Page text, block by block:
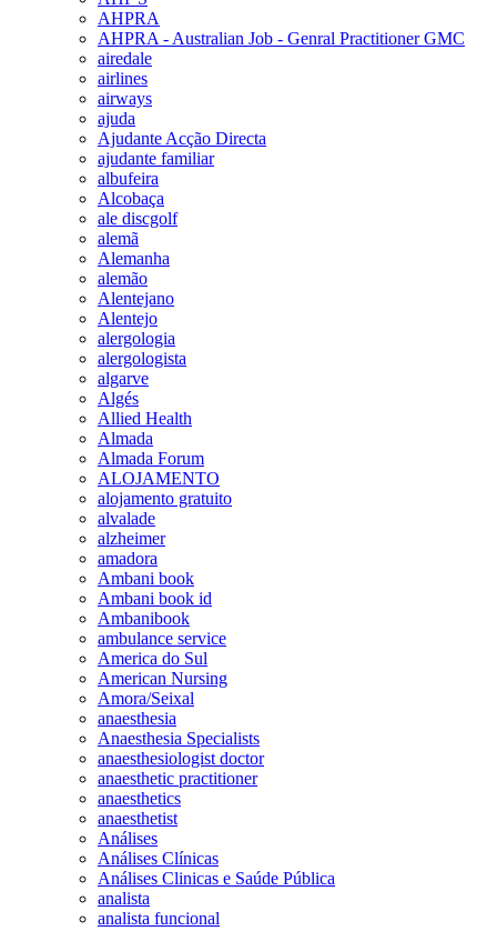
AHPRA
AHPRA - Australian Job - Genral Practitioner GMC
airedale
airlines
airways
ajuda
Ajudante Acção Directa
ajudante familiar
albufeira
Alcobaça
ale discgolf
alemã
Alemanha
alemão
Alentejano
Alentejo
alergologia
alergologista
algarve
Algés
Allied Health
Almada
Almada Forum
ALOJAMENTO
alojamento gratuito
alvalade
alzheimer
amadora
Ambani book
Ambani book id
Ambanibook
ambulance service
America do Sul
American Nursing
Amora/Seixal
anaesthesia
Anaesthesia Specialists
anaesthesiologist doctor
anaesthetic practitioner
anaesthetics
anaesthetist
Análises
Análises Clínicas
Análises Clinicas e Saúde Pública
analista
analista funcional